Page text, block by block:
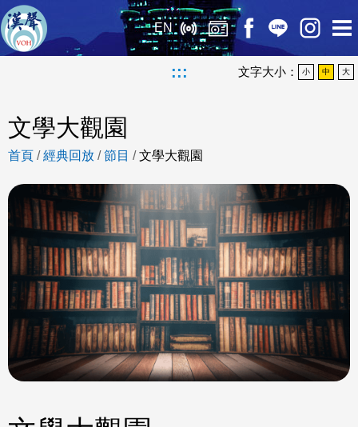
EN
::: 文字大小： 小 中 大
文學大觀園
首頁 /經典回放 /節目 /文學大觀園